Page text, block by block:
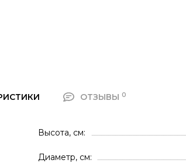
ОТЗЫВЫ 0
Высота, см
Диаметр, см